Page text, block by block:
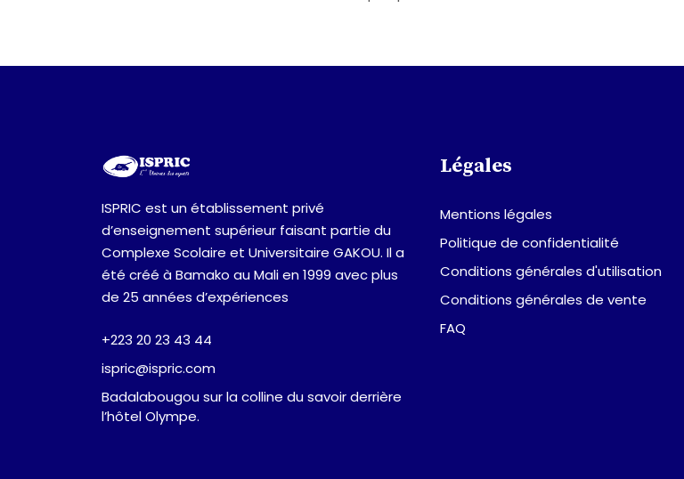
ISPRIC est un établissement privé
d’enseignement supérieur faisant partie du
Complexe Scolaire et Universitaire GAKOU. Il a
été créé à Bamako au Mali en 1999 avec plus
de 25 années d’expériences
+223 20 23 43 44
ispric@ispric.com
Badalabougou sur la colline du savoir derrière
l’hôtel Olympe.
Légales
Mentions légales
Politique de confidentialité
Conditions générales d'utilisation
Conditions générales de vente
FAQ